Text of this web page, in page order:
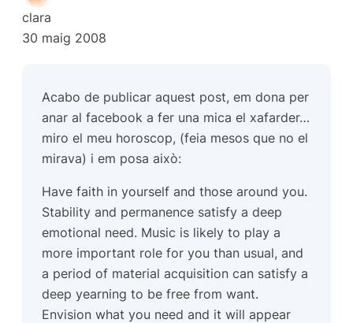
clara
30 maig 2008
Acabo de publicar aquest post, em dona per
anar al facebook a fer una mica el xafarder…
miro el meu horoscop, (feia mesos que no el
mirava) i em posa això:
Have faith in yourself and those around you.
Stability and permanence satisfy a deep
emotional need. Music is likely to play a
more important role for you than usual, and
a period of material acquisition can satisfy a
deep yearning to be free from want.
Envision what you need and it will appear